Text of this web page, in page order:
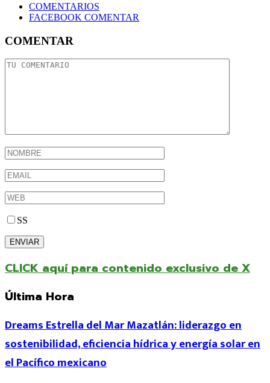
COMENTARIOS
FACEBOOK COMENTAR
COMENTAR
SS
CLICK aquí para contenido exclusivo de X
Última Hora
Dreams Estrella del Mar Mazatlán: liderazgo en
sostenibilidad, eficiencia hídrica y energía solar en
el Pacífico mexicano